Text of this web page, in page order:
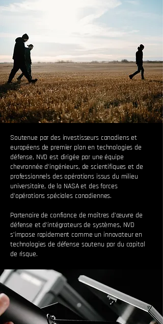
Soutenue par des investisseurs canadiens et
européens de premier plan en technologies de
défense, NVD est dirigée par une équipe
chevronnée d’ingénieurs, de scientifiques et de
professionnels des opérations issus du milieu
universitaire, de la NASA et des forces
d’opérations spéciales canadiennes.
Partenaire de confiance de maîtres d’œuvre de
défense et d’intégrateurs de systèmes, NVD
s’impose rapidement comme un innovateur en
technologies de défense soutenu par du capital
de risque.